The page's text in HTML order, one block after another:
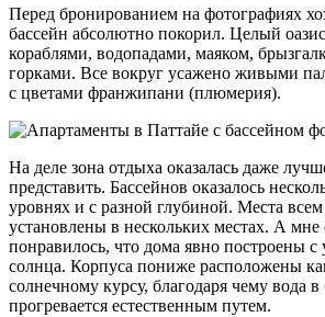
Перед бронированием на фотографиях
бассейн абсолютно покорил. Целый
кораблями, водопадами, маяком,
горками. Все вокруг усажено живыми
с цветами франжипани (плюмерия).
На деле зона отдыха оказалась даже
представить. Бассейнов оказалось
уровнях и с разной глубиной. Места
установлены в нескольких местах. А мне
понравилось, что дома явно построены
солнца. Корпуса пониже расположены
солнечному курсу, благодаря чему вода
прогревается естественным путем.